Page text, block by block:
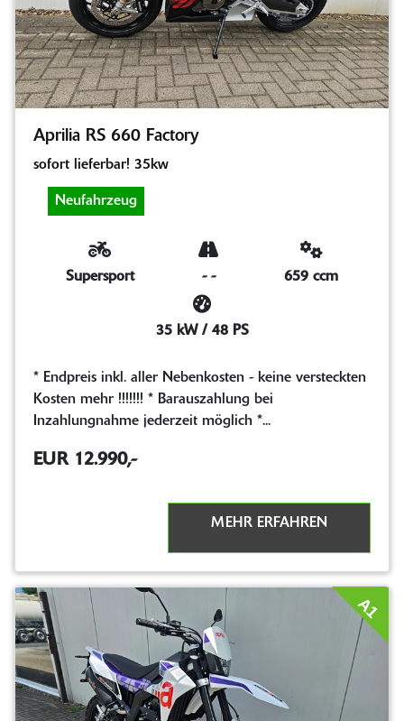
Aprilia RS 660 Factory
sofort lieferbar! 35kw
Neufahrzeug
Supersport - - 659 ccm
35 kW / 48 PS
* Endpreis inkl. aller Nebenkosten - keine versteckten
Kosten mehr !!!!!!! * Barauszahlung bei
Inzahlungnahme jederzeit möglich *...
EUR 12.990,-
MEHR ERFAHREN
A1